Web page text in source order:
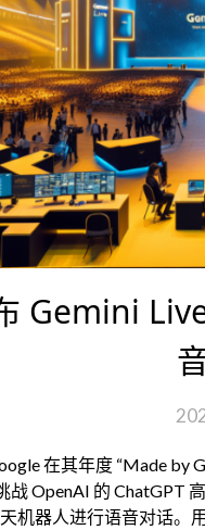
Gemini
在其年度 “Made by
战 OpenAI 的 ChatGPT
机器人进行语音对话。